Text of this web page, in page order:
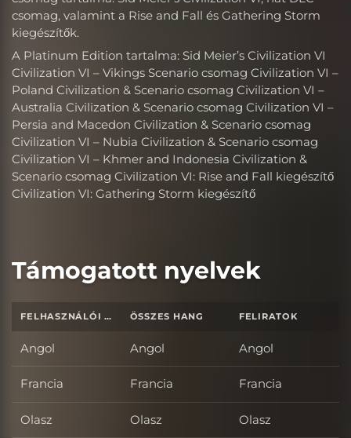
csomag, valamint a Rise and Fall és Gathering Storm
kiegészítők.
A Platinum Edition tartalma: Sid Meier’s Civilization VI
Civilization VI – Vikings Scenario csomag Civilization VI –
Poland Civilization & Scenario csomag Civilization VI –
Australia Civilization & Scenario csomag Civilization VI –
Persia and Macedon Civilization & Scenario csomag
Civilization VI – Nubia Civilization & Scenario csomag
Civilization VI – Khmer and Indonesia Civilization &
Scenario csomag Civilization VI: Rise and Fall kiegészítő
Civilization VI: Gathering Storm kiegészítő
Támogatott nyelvek
FELHASZNÁLÓI FELÜLET ÖSSZES HANG FELIRATOK
Angol Angol Angol
Francia Francia Francia
Olasz Olasz Olasz